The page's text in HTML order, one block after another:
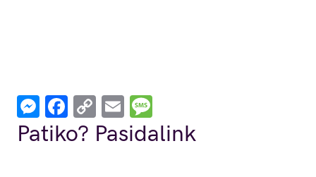
Messenger
Facebook
Copy
Link
Email
Patiko? Pasidalink